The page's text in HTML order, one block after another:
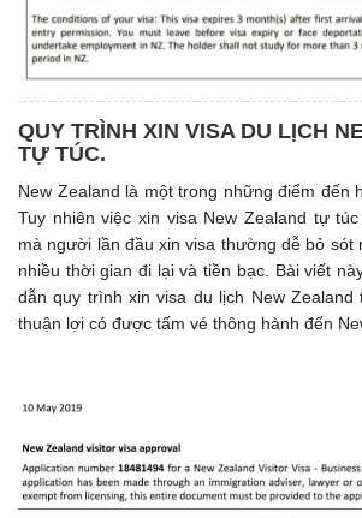
QUY TRÌNH XIN VISA DU LỊCH
TỰ TÚC.
New Zealand là một trong những điểm đến
Tuy nhiên việc xin visa New Zealand tự
mà người lần đầu xin visa thường dễ bỏ sót
nhiều thời gian đi lại và tiền bạc. Bài viết
dẫn quy trình xin visa du lịch New
thuận lợi có được tấm vé thông hành đến